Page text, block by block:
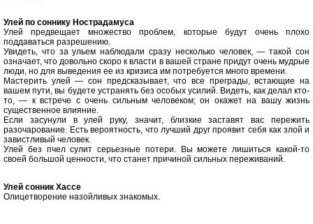
Улей по соннику Нострадамуса
Улей предвещает множество проблем, которые будут очень плохо
поддаваться разрешению.
Увидеть, что за ульем наблюдали сразу несколько человек, — такой сон
означает, что довольно скоро к власти в вашей стране придут очень мудрые
люди, но для выведения ее из кризиса им потребуется много времени.
Мастерить улей — сон предсказывает, что все преграды, встающие на
вашем пути, вы будете устранять без особых усилий. Видеть, как делал кто-
то, — к встрече с очень сильным человеком; он окажет на вашу жизнь
существенное влияние.
Если засунули в улей руку, значит, близкие заставят вас пережить
разочарование. Есть вероятность, что лучший друг проявит себя как злой и
завистливый человек.
Улей без пчел сулит серьезные потери. Вы можете лишиться какой-то
своей большой ценности, что станет причиной сильных переживаний.
Улей cонник Хассе
Олицетворение назойливых знакомых.